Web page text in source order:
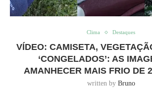
Clima Destaques
VÍDEO: CAMISETA,
‘CONGELADOS’: AS
AMANHECER MAIS FRIO DE
written by Bruno